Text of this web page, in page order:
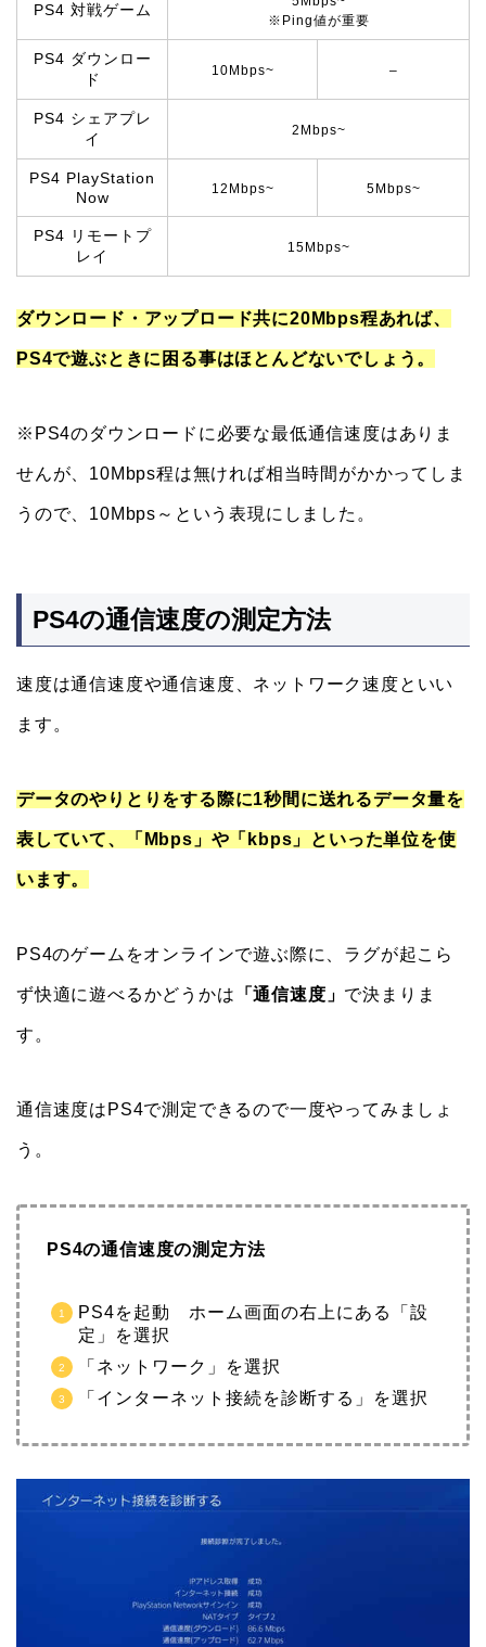
PS4 対戦ゲーム
※Ping値が重要
PS4 ダウンロー
ド
10Mbps~ –
PS4 シェアプレ
イ
2Mbps~
PS4 PlayStation
Now
12Mbps~ 5Mbps~
PS4 リモートプ
レイ
15Mbps~
ダウンロード・アップロード共に20Mbps程あれば、
PS4で遊ぶときに困る事はほとんどないでしょう。
※PS4のダウンロードに必要な最低通信速度はありま
せんが、10Mbps程は無ければ相当時間がかかってしま
うので、10Mbps～という表現にしました。
PS4の通信速度の測定方法
速度は通信速度や通信速度、ネットワーク速度といい
ます。
データのやりとりをする際に1秒間に送れるデータ量を
表していて、「Mbps」や「kbps」といった単位を使
います。
PS4のゲームをオンラインで遊ぶ際に、ラグが起こら
ず快適に遊べるかどうかは 「通信速度」 で決まりま
す。
通信速度はPS4で測定できるので一度やってみましょ
う。
PS4の通信速度の測定方法
PS4を起動 ホーム画面の右上にある「設
定」を選択
「ネットワーク」を選択
「インターネット接続を診断する」を選択